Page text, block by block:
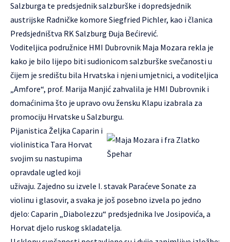
Salzburga te predsjednik salzburške i dopredsjednik
austrijske Radničke komore Siegfried Pichler, kao i članica
Predsjedništva RK Salzburg Đuja Bećirević.
Voditeljica podružnice HMI Dubrovnik Maja Mozara rekla je
kako je bilo lijepo biti sudionicom salzburške svečanosti u
čijem je središtu bila Hrvatska i njeni umjetnici, a voditeljica
„Amfore“, prof. Marija Manjić zahvalila je HMI Dubrovnik i
domaćinima što je upravo ovu žensku Klapu izabrala za
promociju Hrvatske u Salzburgu.
Pijanistica Željka Caparin i
violinistica Tara Horvat
svojim su nastupima
opravdale ugled koji
uživaju. Zajedno su izvele I. stavak Paraćeve Sonate za
violinu i glasovir, a svaka je još posebno izvela po jedno
djelo: Caparin „Diabolezzu“ predsjednika Ive Josipovića, a
Horvat djelo ruskog skladatelja.